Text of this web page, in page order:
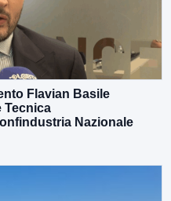
Flavian Basile
Tecnica
Nazionale